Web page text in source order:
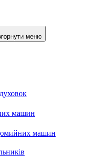
меню
машин
машин